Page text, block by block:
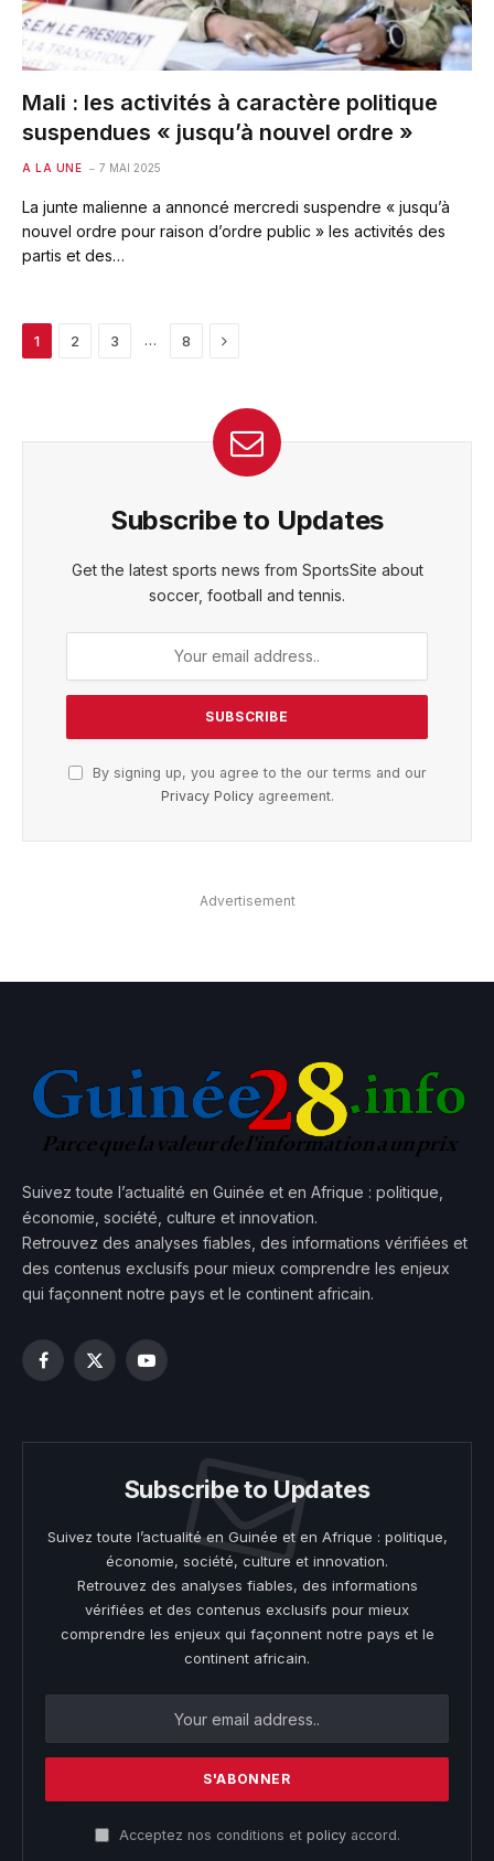
Mali : les activités à caractère politique
suspendues « jusqu’à nouvel ordre »
A LA UNE 7 MAI 2025
La junte malienne a annoncé mercredi suspendre « jusqu’à
nouvel ordre pour raison d’ordre public » les activités des
partis et des…
1 2 3 … 8 Next
Subscribe to Updates
Get the latest sports news from SportsSite about
soccer, football and tennis.
By signing up, you agree to the our terms and our
Privacy Policyagreement.
Advertisement
Suivez toute l’actualité en Guinée et en Afrique : politique,
économie, société, culture et innovation.
Retrouvez des analyses fiables, des informations vérifiées et
des contenus exclusifs pour mieux comprendre les enjeux
qui façonnent notre pays et le continent africain.
Facebook
X
YouTube
Subscribe to Updates
Suivez toute l’actualité en Guinée et en Afrique : politique,
économie, société, culture et innovation.
Retrouvez des analyses fiables, des informations
vérifiées et des contenus exclusifs pour mieux
comprendre les enjeux qui façonnent notre pays et le
continent africain.
Acceptez nos conditions et policyaccord.